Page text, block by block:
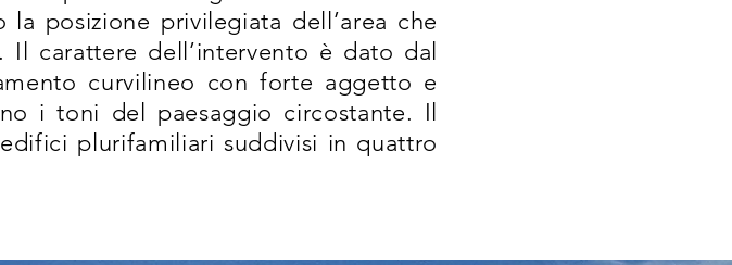
posizione privilegiata dell’area che
carattere dell’intervento è dato dal
curvilineo con forte aggetto e
i toni del paesaggio circostante. Il
plurifamiliari suddivisi in quattro